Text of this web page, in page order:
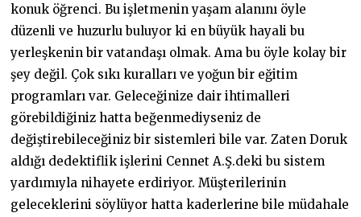
konuk öğrenci. Bu işletmenin yaşam alanını öyle
düzenli ve huzurlu buluyor ki en büyük hayali bu
yerleşkenin bir vatandaşı olmak. Ama bu öyle kolay bir
şey değil. Çok sıkı kuralları ve yoğun bir eğitim
programları var. Geleceğinize dair ihtimalleri
görebildiğiniz hatta beğenmediyseniz de
değiştirebileceğiniz bir sistemleri bile var. Zaten Doruk
aldığı dedektiflik işlerini Cennet A.Ş.deki bu sistem
yardımıyla nihayete erdiriyor. Müşterilerinin
geleceklerini söylüyor hatta kaderlerine bile müdahale